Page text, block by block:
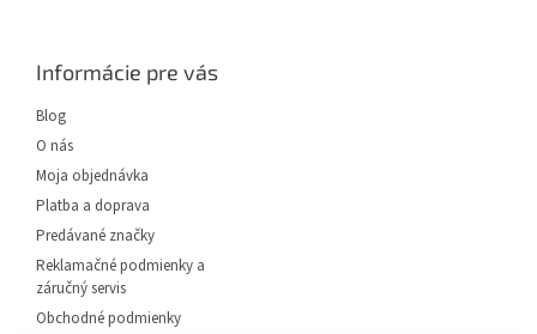
Informácie pre vás
Blog
O nás
Moja objednávka
Platba a doprava
Predávané značky
Reklamačné podmienky a
záručný servis
Obchodné podmienky